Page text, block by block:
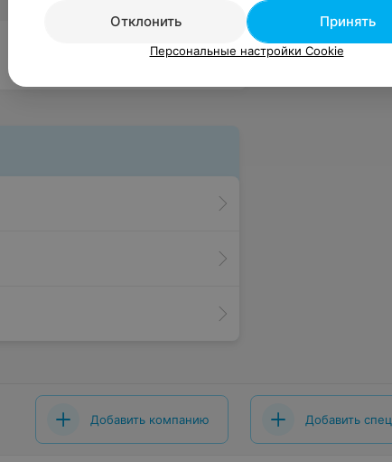
Добавить компанию Добавить
Отклонить
Принять
Персональные настройки Cookie